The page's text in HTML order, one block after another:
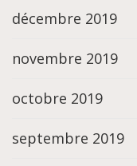
décembre 2019
novembre 2019
octobre 2019
septembre 2019